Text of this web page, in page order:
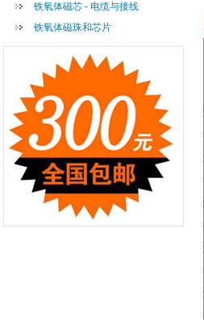
铁氧体磁芯 - 电缆与接线
铁氧体磁珠和芯片